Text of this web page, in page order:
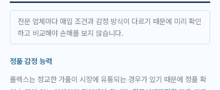
전문 업체마다 매입 조건과 감정 방식이 다르기 때문에 미리 확인
하고 비교해야 손해를 보지 않습니다.
정품 감정 능력
롤렉스는 정교한 가품이 시장에 유통되는 경우가 있기 때문에 정품 확